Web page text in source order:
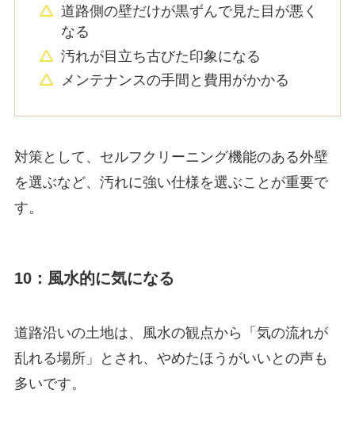
道路側の壁だけが黒ずんで見た目が悪く
なる
汚れが目立ち古びた印象になる
メンテナンスの手間と費用がかかる
対策として、セルフクリーニング機能のある外壁
を選ぶなど、汚れに強い仕様を選ぶことが重要で
す。
10：風水的に気になる
​​道路沿いの土地は、風水の観点から「気の流れが
乱れる場所」とされ、やめたほうがいいとの声も
多いです。